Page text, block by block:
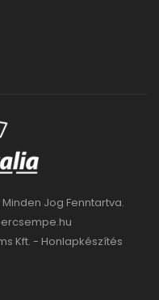
Minden Jog Fenntartva.
Kft. - Honlapkészítés